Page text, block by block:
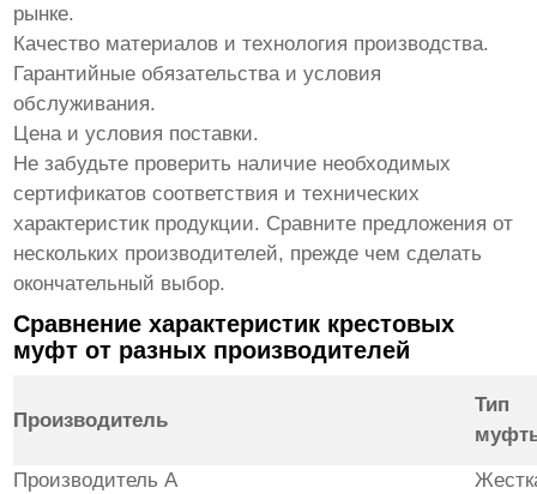
рынке.
Качество материалов и технология производства.
Гарантийные обязательства и условия
обслуживания.
Цена и условия поставки.
Не забудьте проверить наличие необходимых
сертификатов соответствия и технических
характеристик продукции. Сравните предложения от
нескольких производителей, прежде чем сделать
окончательный выбор.
Сравнение характеристик крестовых
муфт от разных производителей
Производитель
Тип
Производитель А